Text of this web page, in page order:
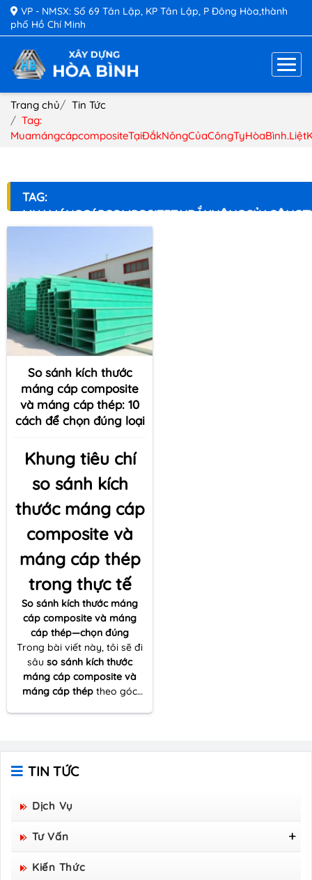
VP - NMSX: Số 69 Tân Lập, KP Tân Lập, P Đông Hòa,thành
phố Hồ Chí Minh
Trang chủ
Tin Tức
Tag:
TAG:
So sánh kích thước
máng cáp composite
và máng cáp thép: 10
cách để chọn đúng loại
Khung tiêu chí
so sánh kích
thước máng cáp
composite và
máng cáp thép
trong thực tế
So sánh kích thước máng
cáp composite và máng
cáp thép—chọn đúng
Trong bài viết này, tôi sẽ đi
sâu so sánh kích thước
máng cáp composite và
máng cáp thép theo góc
khảo sát tuyến cáp đến tối
ưu vật tư và đảm bảo kỹ
thuật vận hành lâu dài.
TIN TỨC
Dịch Vụ
Tư Vấn
Tấm Sàn Grating Composite FRP - Hòa Bình
Group Sản Xuất
Kiến Thức